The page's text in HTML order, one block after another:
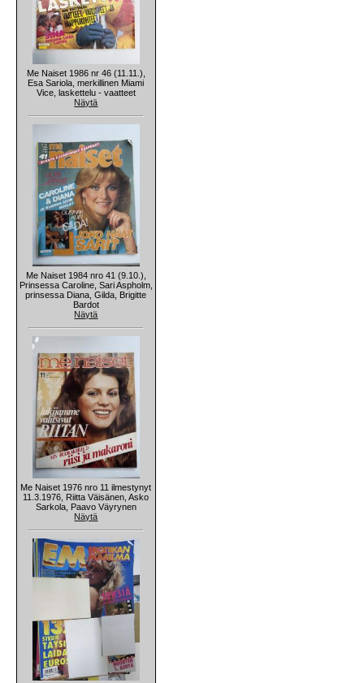
Me Naiset 1986 nr 46 (11.11.),
Esa Sariola, merkillinen Miami
Vice, laskettelu - vaatteet
Näytä
Me Naiset 1984 nro 41 (9.10.),
Prinsessa Caroline, Sari Aspholm,
prinsessa Diana, Gilda, Brigitte
Bardot
Näytä
Me Naiset 1976 nro 11 ilmestynyt
11.3.1976, Riitta Väisänen, Asko
Sarkola, Paavo Väyrynen
Näytä